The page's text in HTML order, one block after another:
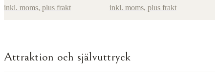
inkl. moms, plus frakt
inkl. moms, plus frakt
Attraktion och självuttryck